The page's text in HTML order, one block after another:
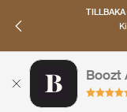
Boozt